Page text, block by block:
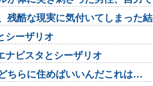
残酷な現実に気付いてしまった
シーザリオ
ナビスタとシーザリオ
ちらに住めばいいんだこれは…